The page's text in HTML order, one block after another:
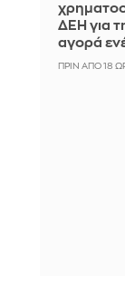
ΔΕΗ για
αγορά
ΠΡΙΝ ΑΠΌ 18